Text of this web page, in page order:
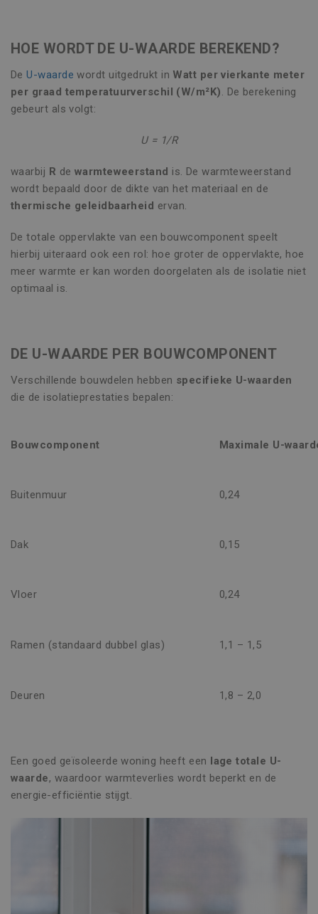
HOE WORDT DE U-WAARDE BEREKEND?
DeU-waarde wordt uitgedrukt in Watt per vierkante meter
per graad temperatuurverschil (W/m²K). De berekening
gebeurt als volgt:
U = 1/R
waarbij R de warmteweerstand is. De warmteweerstand
wordt bepaald door de dikte van het materiaal en de
thermische geleidbaarheid ervan.
De totale oppervlakte van een bouwcomponent speelt
hierbij uiteraard ook een rol: hoe groter de oppervlakte, hoe
meer warmte er kan worden doorgelaten als de isolatie niet
optimaal is.
DE U-WAARDE PER BOUWCOMPONENT
Verschillende bouwdelen hebben specifieke U-waarden
die de isolatieprestaties bepalen:
Bouwcomponent Maximale U-
Buitenmuur 0,24
Dak 0,15
Vloer 0,24
Ramen (standaard dubbel glas) 1,1 – 1,5
Deuren 1,8 – 2,0
Een goed geïsoleerde woning heeft een lage totale U-
waarde, waardoor warmteverlies wordt beperkt en de
energie-efficiëntie stijgt.